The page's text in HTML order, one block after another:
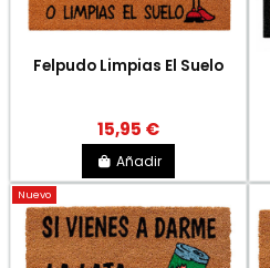
Felpudo Limpias El Suelo
15,95 €
Añadir
Nuevo